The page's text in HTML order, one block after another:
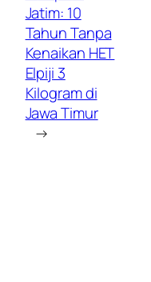
Jatim: 10
Tahun Tanpa
Kenaikan HET
Elpiji 3
Kilogram di
Jawa Timur
→